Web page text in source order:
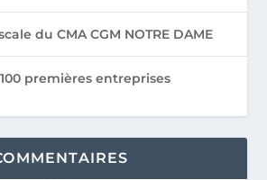
du CMA CGM NOTRE DAME
premières entreprises